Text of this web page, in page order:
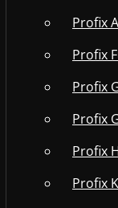
Profix
Profix
Profix
Profix
Profix
Profix